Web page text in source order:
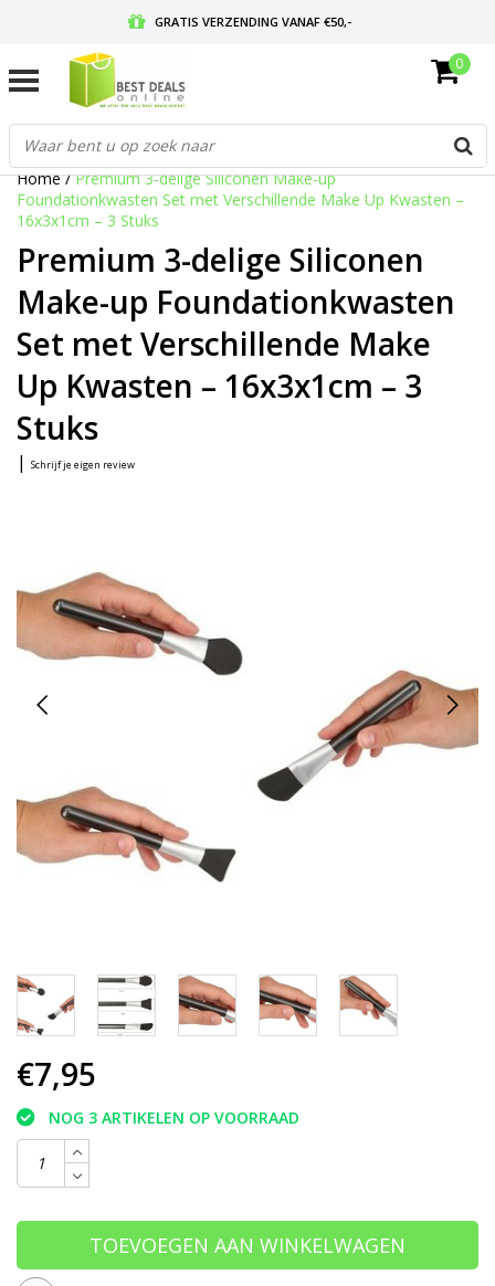
GRATIS VERZENDING VANAF €50,-
GRATIS RETOURNEREN EN 30 DAGEN BEDENKTIJD
0
Home/Premium 3-delige Siliconen Make-up
Foundationkwasten Set met Verschillende Make Up Kwasten –
16x3x1cm – 3 Stuks
Premium 3-delige Siliconen
Make-up Foundationkwasten
Set met Verschillende Make
Up Kwasten – 16x3x1cm – 3
Stuks
| Schrijf je eigen review
€7,95
NOG 3 ARTIKELEN OP VOORRAAD
TOEVOEGEN AAN WINKELWAGEN